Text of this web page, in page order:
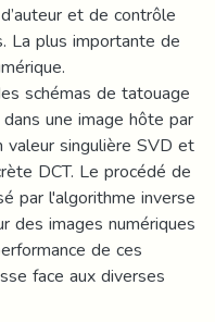
et de contrôle
La plus importante de
schémas de tatouage
une image hôte par
singulière SVD et
DCT. Le procédé de
par l'algorithme inverse
des images numériques
de ces
face aux diverses